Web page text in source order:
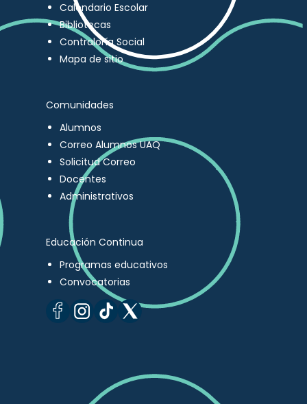
Calendario Escolar
Bibliotecas
Contraloría Social
Mapa de sitio
Comunidades
Alumnos
Correo Alumnos UAQ
Solicitud Correo
Docentes
Administrativos
Educación Continua
Programas educativos
Convocatorias